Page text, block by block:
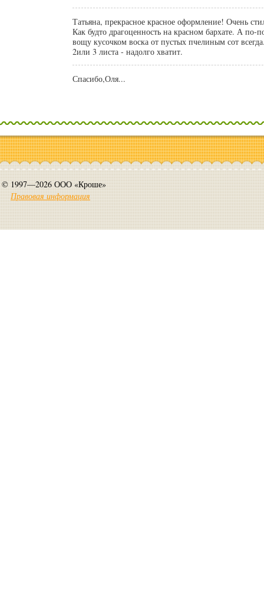
Татьяна, прекрасное красное оформление! Очень
Как будто драгоценность на красном бархате. А по-
вощу кусочком воска от пустых пчелиным сот
2или 3 листа - надолго хватит.
Спасибо,Оля...
© 1997—2026 ООО «Кроше»
Правовая информация